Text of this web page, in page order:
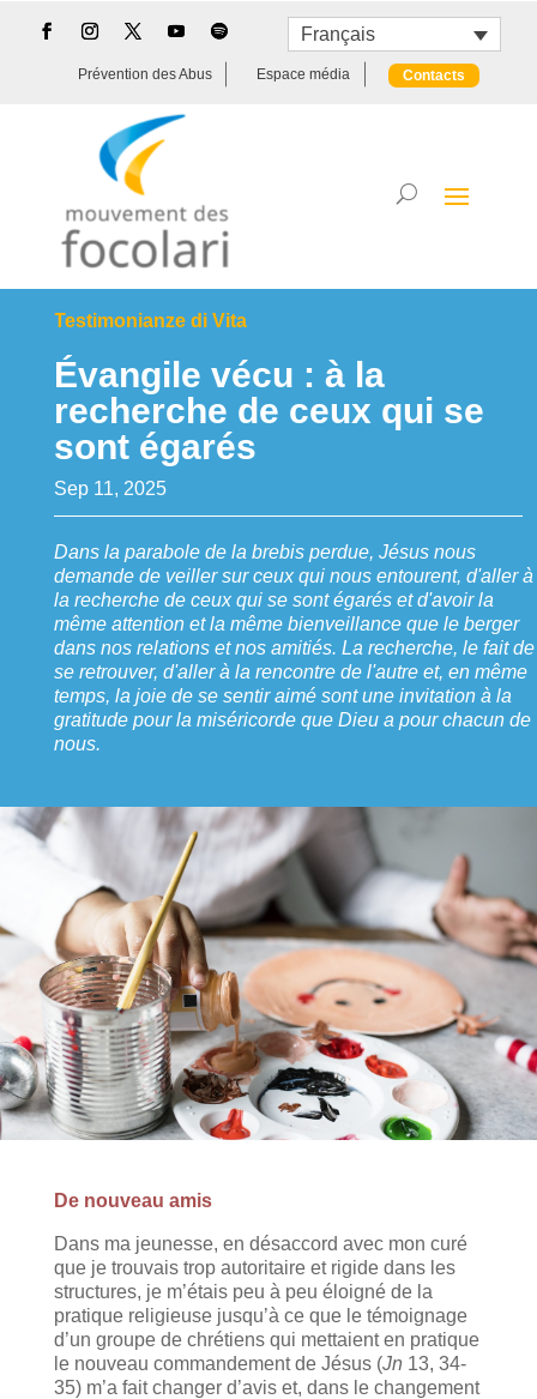
Français
Prévention des Abus Espace média Contacts
Testimonianze di Vita
Évangile vécu : à la
recherche de ceux qui se
sont égarés
Sep 11, 2025
Dans la parabole de la brebis perdue, Jésus nous
demande de veiller sur ceux qui nous entourent, d'aller à
la recherche de ceux qui se sont égarés et d'avoir la
même attention et la même bienveillance que le berger
dans nos relations et nos amitiés. La recherche, le fait de
se retrouver, d'aller à la rencontre de l'autre et, en même
temps, la joie de se sentir aimé sont une invitation à la
gratitude pour la miséricorde que Dieu a pour chacun de
nous.
De nouveau amis
Dans ma jeunesse, en désaccord avec mon curé
que je trouvais trop autoritaire et rigide dans les
structures, je m’étais peu à peu éloigné de la
pratique religieuse jusqu’à ce que le témoignage
d’un groupe de chrétiens qui mettaient en pratique
le nouveau commandement de Jésus (Jn 13, 34-
35) m’a fait changer d’avis et, dans le changement